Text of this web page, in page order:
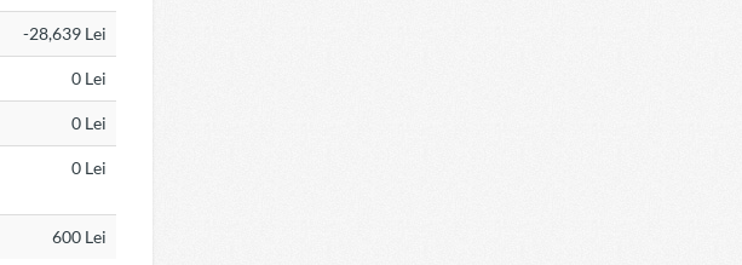
-28,639 Lei
0 Lei
0 Lei
0 Lei
600 Lei